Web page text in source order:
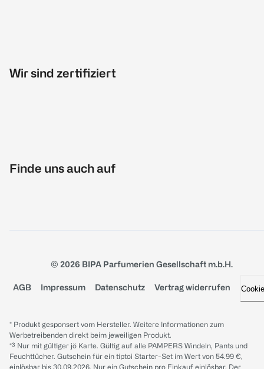
Wir sind zertifiziert
Finde uns auch auf
© 2026 BIPA Parfumerien Gesellschaft m.b.H.
AGB Impressum Datenschutz Vertrag widerrufen
* Produkt gesponsert vom Hersteller. Weitere Informationen zum
Werbetreibenden direkt beim jeweiligen Produkt.
*³ Nur mit gültiger jö Karte. Gültig auf alle PAMPERS Windeln, Pants und
Feuchttücher. Gutschein für ein tiptoi Starter-Set im Wert von 54.99 €,
einlösbar bis 30.09.2026. Nur ein Gutschein pro Einkauf einlösbar. Der